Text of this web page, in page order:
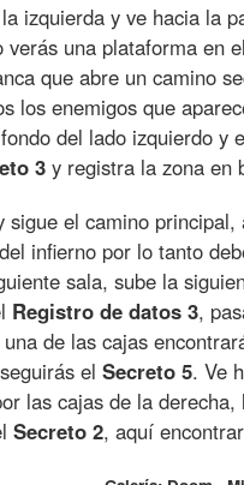
izquierda y ve hacia la
verás una plataforma en
que abre un camino
los enemigos que
del lado izquierdo y
3 y registra la zona en
sigue el camino
infierno por lo tanto
sala, sube la
Registro de datos 3,
de las cajas
el Secreto 5. Ve
las cajas de la
Secreto 2, aquí